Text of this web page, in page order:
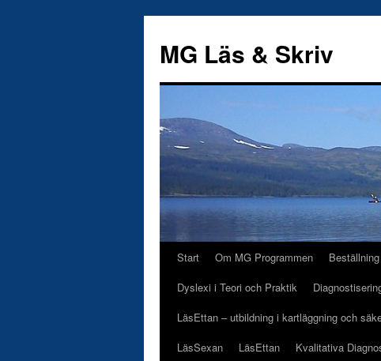
innehåll
MG Läs & Skriv
Start Om MG Programmen
Dyslexi i Teori och Praktik
LäsEttan – utbildning i kartläggning och
LäsSexan
LäsEttan Kvalitativa